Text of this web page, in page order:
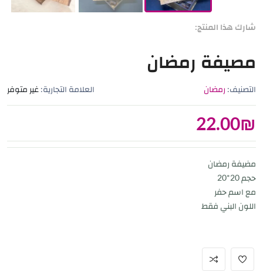
شارك هذا المنتج:
مصيفة رمضان
التصنيف: رمضان العلامة التجارية: غير متوفر
22.00₪
مضيفة رمضان
حجم 20*20
مع اسم حفر
اللون البني فقط